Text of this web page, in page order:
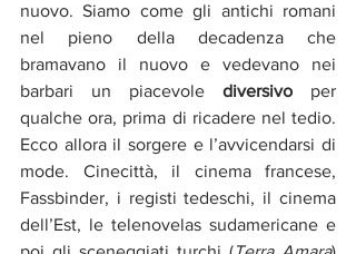
nuovo. Siamo come gli antichi romani
nel pieno della decadenza che
bramavano il nuovo e vedevano nei
barbari un piacevole diversivo per
qualche ora, prima di ricadere nel tedio.
Ecco allora il sorgere e l’avvicendarsi di
mode. Cinecittà, il cinema francese,
Fassbinder, i registi tedeschi, il cinema
dell’Est, le telenovelas sudamericane e